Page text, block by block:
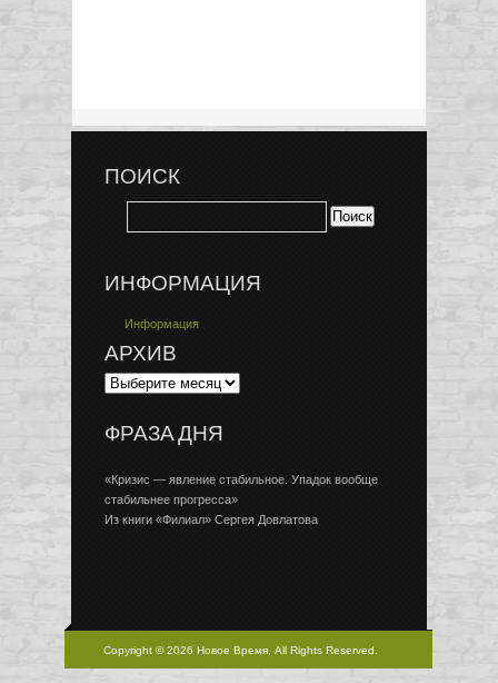
ПОИСК
ИНФОРМАЦИЯ
Информация
АРХИВ
ФРАЗА ДНЯ
«Кризис — явление стабильное. Упадок вообще
стабильнее прогресса»
Из книги «Филиал» Сергея Довлатова
Copyright © 2026 Новое Время, All Rights Reserved.